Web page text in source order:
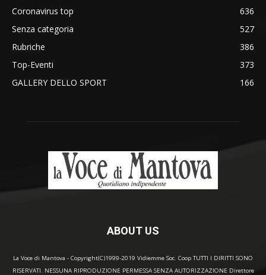
Coronavirus top
636
Senza categoria
527
Rubriche
386
Top-Eventi
373
GALLERY DELLO SPORT
166
ABOUT US
La Voce di Mantova - Copyright(C)1999-2019 Vidiemme Soc. Coop TUTTI I DIRITTI SONO
RISERVATI. NESSUNA RIPRODUZIONE PERMESSA SENZA AUTORIZZAZIONE Direttore